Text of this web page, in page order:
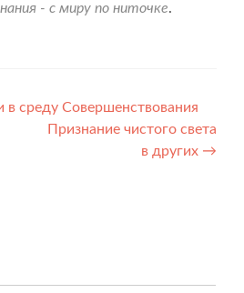
- с миру по ниточке.
среду Совершенствования
Признание чистого света
в других →